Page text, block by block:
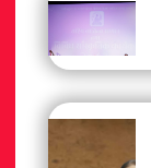
शन्ती / सुरक्षा
विचार / विमर्श